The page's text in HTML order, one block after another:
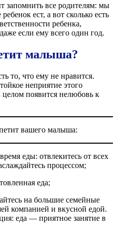
запомнить все родителям: мы
ест, а вот сколько есть
ребенка,
если ему всего один год.
малыша?
то, что ему не нравится.
неприятие этого
появится нелюбовь к
вашего малыша:
еды: отвлекитесь от всех
процессом;
еда;
на большие семейные
компанией и вкусной едой.
еда — приятное занятие в